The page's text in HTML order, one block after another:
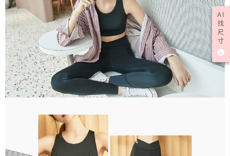
AI
找
尺
寸